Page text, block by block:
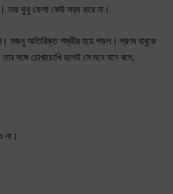
তার থুথু ফেলা কেউ সহ্য করে না।
মজনু অতিরিক্ত গম্ভীর হয়ে পড়ল। প্রণব বাবুকে
সঙ্গে চোখাচোখি হলেই সে মনে মনে বলে,
না।